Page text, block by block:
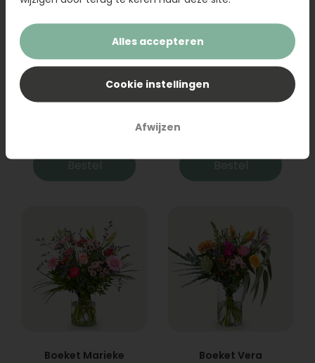
Boeket Raya
Bestel
Sanseveria
Bestel
Boeket Marieke Boeket Vera
Alles accepteren
Cookie instellingen
Afwijzen